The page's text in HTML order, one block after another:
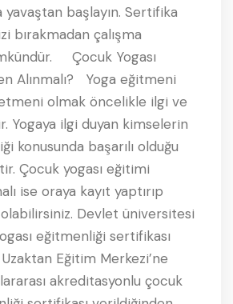
yavaştan başlayın. Sertifika
bırakmadan çalışma
Çocuk Yogası
Alınmalı? Yoga eğitmeni
olmak öncelikle ilgi ve
Yogaya ilgi duyan kimselerin
konusunda başarılı olduğu
Çocuk yogası eğitimi
ise oraya kayıt yaptırıp
Devlet üniversitesi
eğitmenliği sertifikası
Eğitim Merkezi’ne
akreditasyonlu çocuk